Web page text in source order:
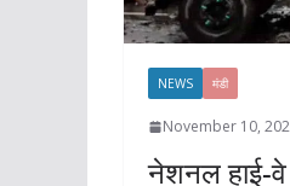
NEWS मंडी
November 10,
नेशनल हाई-